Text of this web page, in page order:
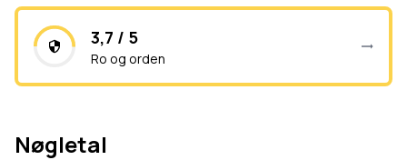
3,7 / 5
Ro og orden
Nøgletal